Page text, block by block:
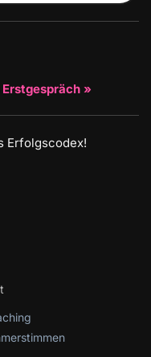
»
Erfolgscodex!